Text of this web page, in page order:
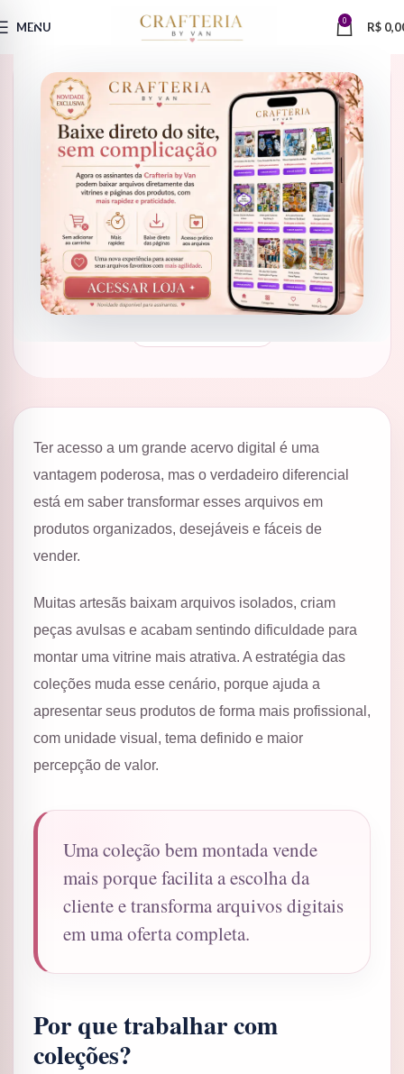
MENU 0 R$
DICAS PARA ARTESÃS
Como usar o acervo para
criarcoleções vendáveis
Aprenda a transformar arquivos digitais em produtos
organizados, atrativos e prontos para vender em datas
comemorativas, nichos criativos e campanhas sazonais.
Crafteria by Van Guia para artesãs
Ter acesso a um grande acervo digital é uma
vantagem poderosa, mas o verdadeiro diferencial
está em saber transformar esses arquivos em
produtos organizados, desejáveis e fáceis de
vender.
Muitas artesãs baixam arquivos isolados, criam
peças avulsas e acabam sentindo dificuldade para
montar uma vitrine mais atrativa. A estratégia das
coleções muda esse cenário, porque ajuda a
apresentar seus produtos de forma mais profissional,
com unidade visual, tema definido e maior
percepção de valor.
Uma coleção bem montada vende
mais porque facilita a escolha da
cliente e transforma arquivos digitais
em uma oferta completa.
Por que trabalhar com
coleções?